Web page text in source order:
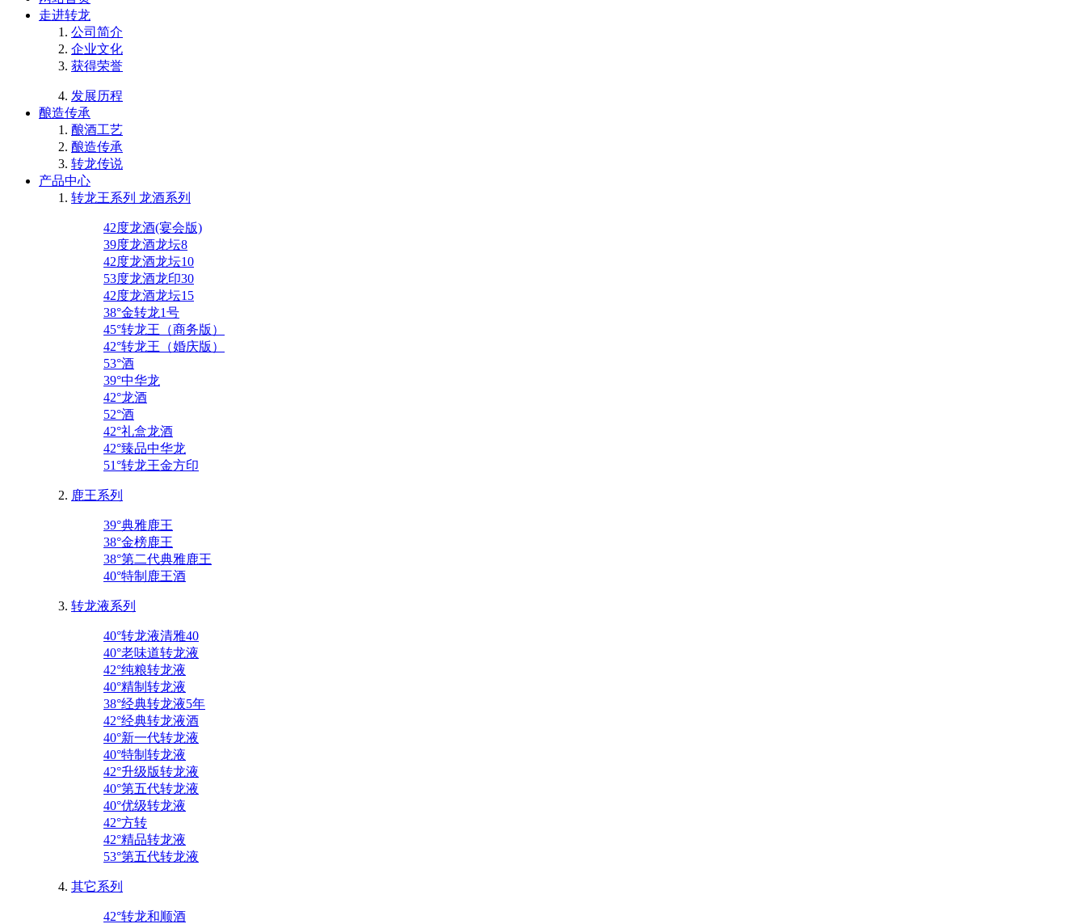
走进转龙
公司简介
企业文化
获得荣誉
发展历程
酿造传承
酿酒工艺
酿造传承
转龙传说
产品中心
转龙王系列 龙酒系列
42度龙酒(宴会版)
39度龙酒龙坛8
42度龙酒龙坛10
53度龙酒龙印30
42度龙酒龙坛15
38°金转龙1号
45°转龙王（商务版）
42°转龙王（婚庆版）
53°酒
39°中华龙
42°龙酒
52°酒
42°礼盒龙酒
42°臻品中华龙
51°转龙王金方印
鹿王系列
39°典雅鹿王
38°金榜鹿王
38°第二代典雅鹿王
40°特制鹿王酒
转龙液系列
40°转龙液清雅40
40°老味道转龙液
42°纯粮转龙液
40°精制转龙液
38°经典转龙液5年
42°经典转龙液酒
40°新一代转龙液
40°特制转龙液
42°升级版转龙液
40°第五代转龙液
40°优级转龙液
42°方转
42°精品转龙液
53°第五代转龙液
其它系列
42°转龙和顺酒